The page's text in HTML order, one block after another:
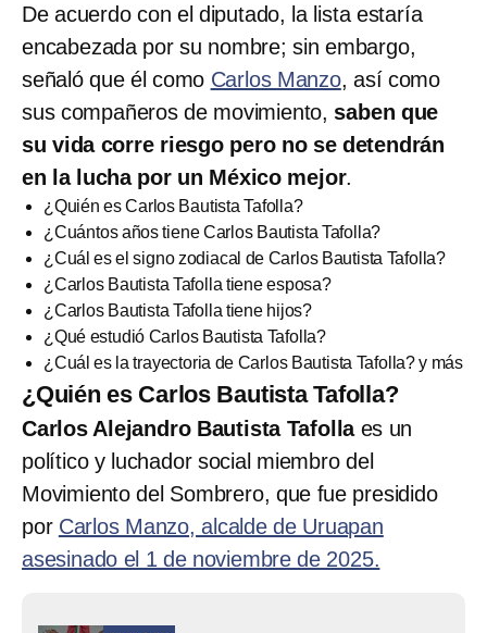
De acuerdo con el diputado, la lista estaría
encabezada por su nombre; sin embargo,
señaló que él como Carlos Manzo, así como
sus compañeros de movimiento, saben que
su vida corre riesgo pero no se detendrán
en la lucha por un México mejor.
¿Quién es Carlos Bautista Tafolla?
¿Cuántos años tiene Carlos Bautista Tafolla?
¿Cuál es el signo zodiacal de Carlos Bautista Tafolla?
¿Carlos Bautista Tafolla tiene esposa?
¿Carlos Bautista Tafolla tiene hijos?
¿Qué estudió Carlos Bautista Tafolla?
¿Cuál es la trayectoria de Carlos Bautista Tafolla? y más
¿Quién es Carlos Bautista Tafolla?
Carlos Alejandro Bautista Tafollaes un
político y luchador social miembro del
Movimiento del Sombrero, que fue presidido
por Carlos Manzo, alcalde de Uruapan
asesinado el 1 de noviembre de 2025.